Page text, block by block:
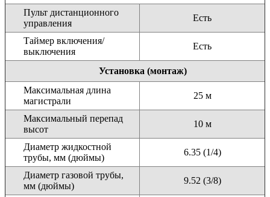
Пульт дистанционного
управления
Есть
Таймер включения/
выключения
Есть
Установка (монтаж)
Максимальная длина
магистрали
25 м
Максимальный перепад
высот
10 м
Диаметр жидкостной
трубы, мм (дюймы)
6.35 (1/4)
Диаметр газовой трубы,
мм (дюймы)
9.52 (3/8)